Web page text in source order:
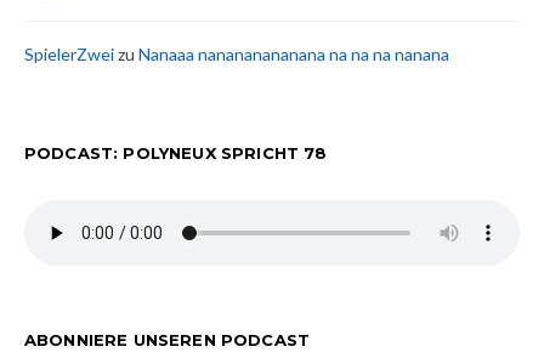
SpielerZweizu Nanaaa nanananananana na na na nanana
PODCAST: POLYNEUX SPRICHT 78
ABONNIERE UNSEREN PODCAST